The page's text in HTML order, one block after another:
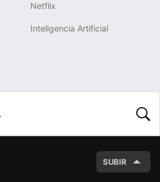
Netflix
Inteligencia Artificial
SUBIR